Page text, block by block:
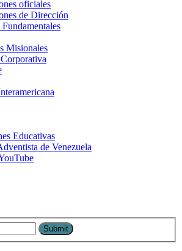
oficiales
de Dirección
Misionales
Educativas
de Venezuela
Submit